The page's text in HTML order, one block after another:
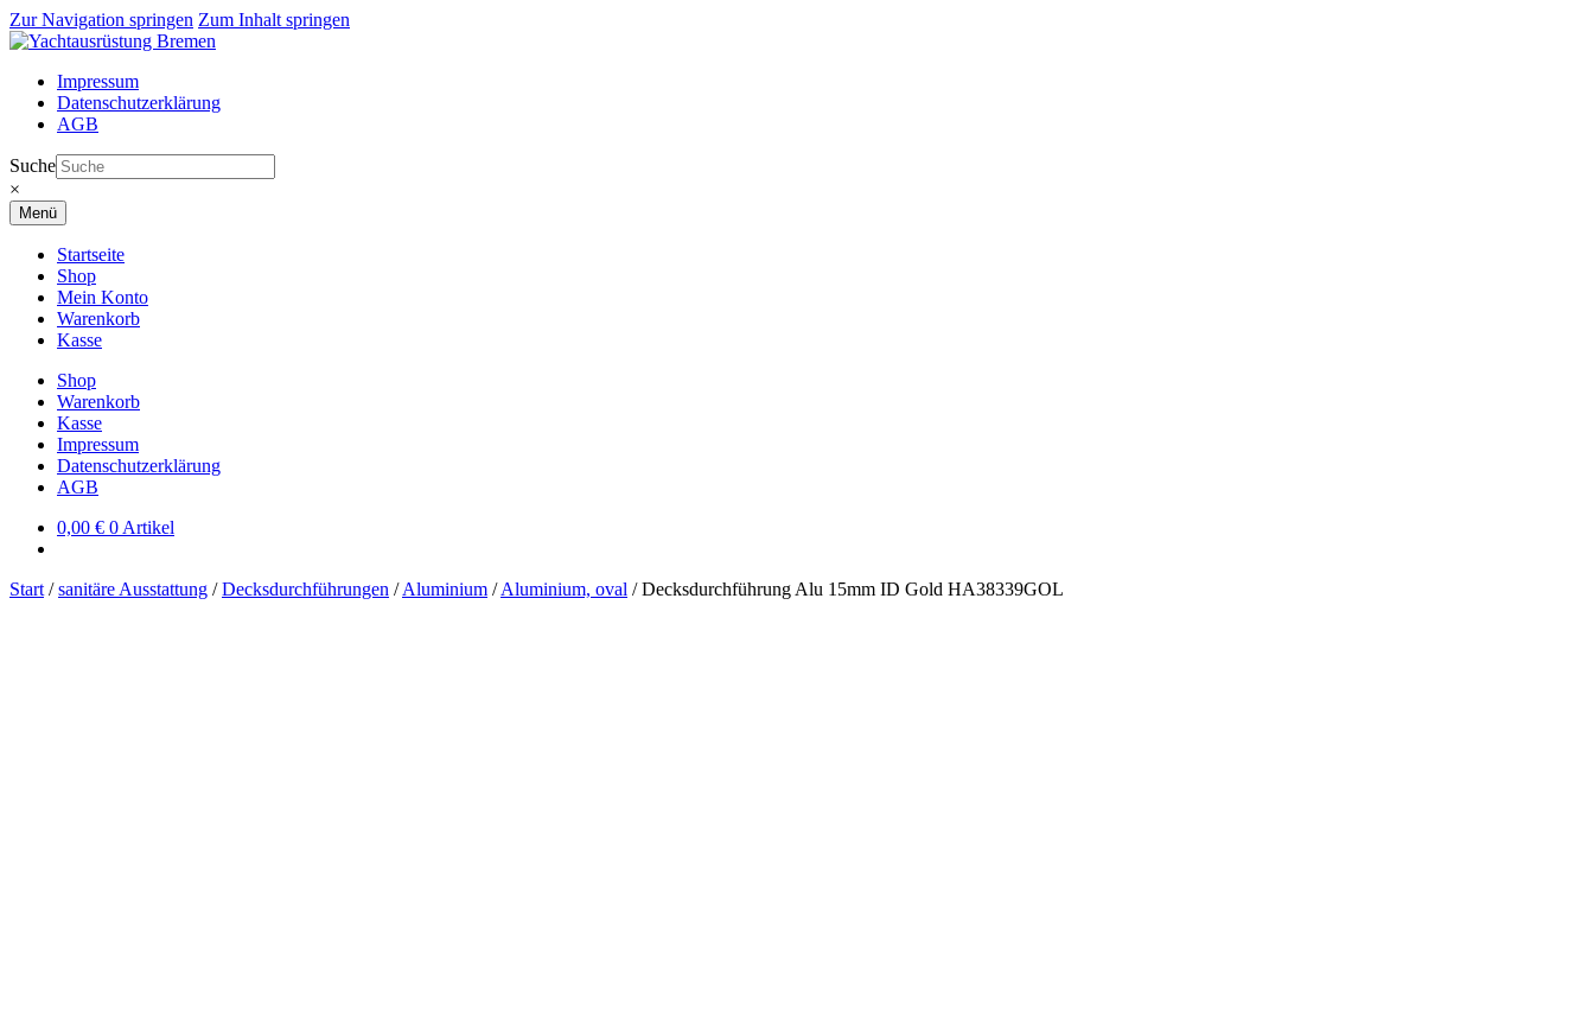
Zur Navigation springen Zum Inhalt springen
Impressum
Datenschutzerklärung
AGB
Suche
×
Menü
Startseite
Shop
Mein Konto
Warenkorb
Kasse
Shop
Warenkorb
Kasse
Impressum
Datenschutzerklärung
AGB
0,00 € 0 Artikel
Start /sanitäre Ausstattung /Decksdurchführungen /Aluminium /Aluminium, oval /Decksdurchführung Alu 15mm ID Gold HA38339GOL